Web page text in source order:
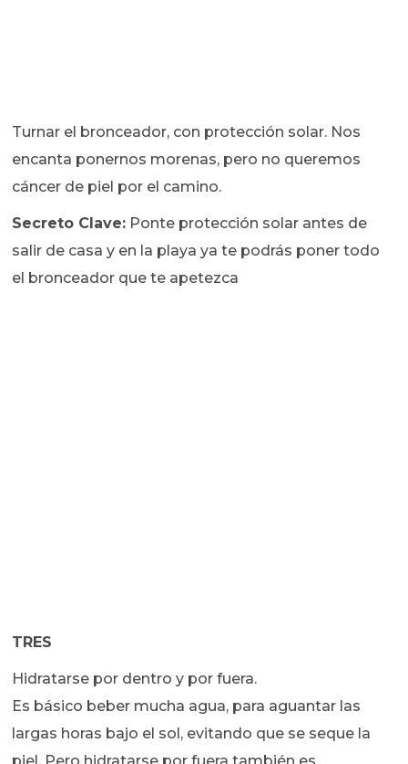
Turnar el bronceador, con protección solar. Nos
encanta ponernos morenas, pero no queremos
cáncer de piel por el camino.
Secreto Clave: Ponte protección solar antes de
salir de casa y en la playa ya te podrás poner todo
el bronceador que te apetezca
TRES
Hidratarse por dentro y por fuera.
Es básico beber mucha agua, para aguantar las
largas horas bajo el sol, evitando que se seque la